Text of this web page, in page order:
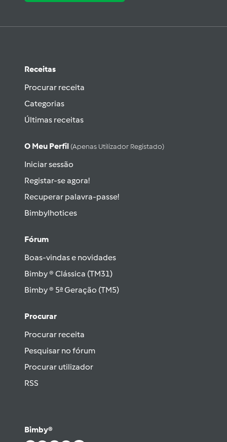
Receitas
Procurar receita
Categorias
Últimas receitas
O Meu Perfil (apenas Utilizador Registado)
Iniciar sessão
Registar-se agora!
Recuperar palavra-passe!
Bimbylhotices
Fórum
Boas-vindas e novidades
Bimby ® Clássica (TM31)
Bimby ® 5ª Geração (TM5)
Procurar
Procurar receita
Pesquisar no fórum
Procurar utilizador
RSS
Bimby®